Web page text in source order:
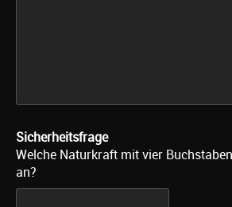
Sicherheitsfrage
Welche Naturkraft mit vier
an?